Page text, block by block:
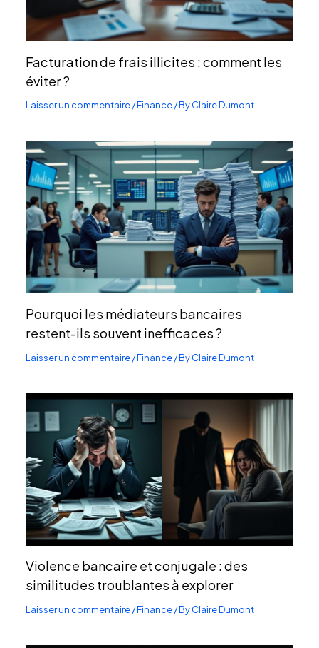
Facturation de frais illicites : comment les
éviter ?
Laisser un commentaire/Finance/ ByClaire Dumont
Pourquoi les médiateurs bancaires
restent-ils souvent inefficaces ?
Laisser un commentaire/Finance/ ByClaire Dumont
Violence bancaire et conjugale : des
similitudes troublantes à explorer
Laisser un commentaire/Finance/ ByClaire Dumont